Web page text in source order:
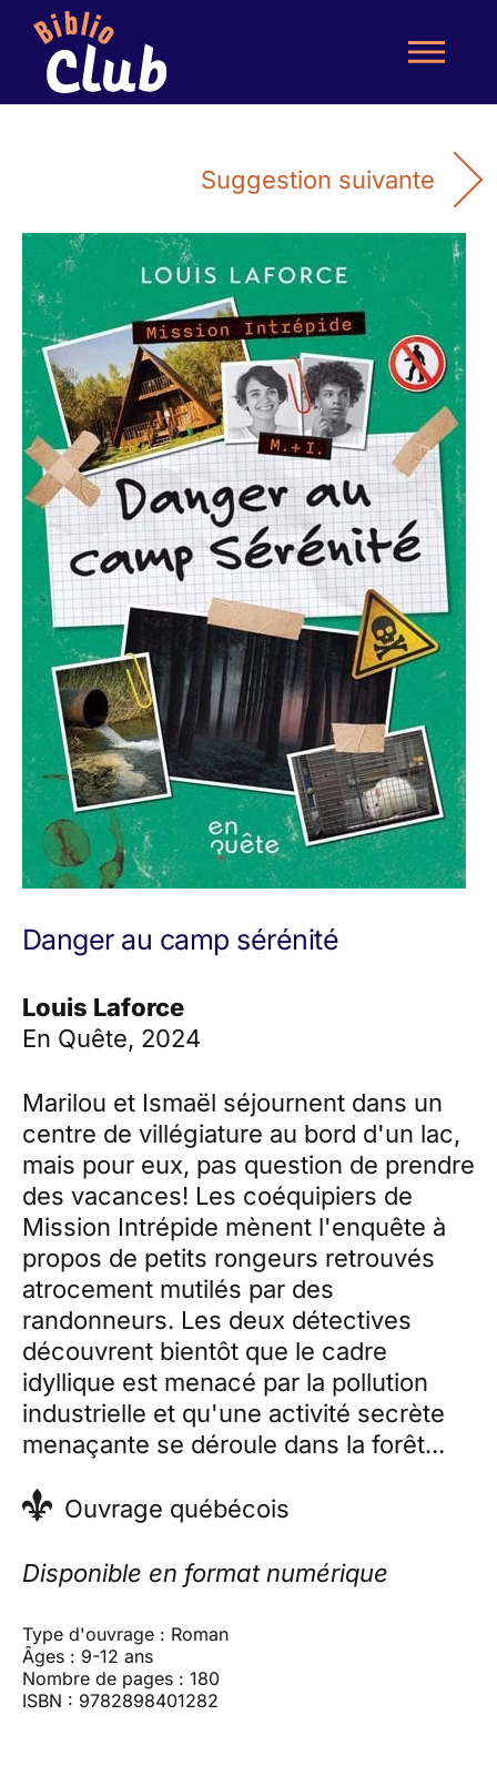
Danger au camp sérénité
Louis Laforce
En Quête, 2024
Marilou et Ismaël séjournent dans un
centre de villégiature au bord d'un lac,
mais pour eux, pas question de prendre
des vacances! Les coéquipiers de
Mission Intrépide mènent l'enquête à
propos de petits rongeurs retrouvés
atrocement mutilés par des
randonneurs. Les deux détectives
découvrent bientôt que le cadre
idyllique est menacé par la pollution
industrielle et qu'une activité secrète
menaçante se déroule dans la forêt...
Ouvrage québécois
Disponible en format numérique
Type d'ouvrage : Roman
Âges : 9-12 ans
Nombre de pages : 180
ISBN : 9782898401282
Suggestion suivante